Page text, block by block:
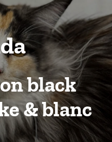
black
& blanc